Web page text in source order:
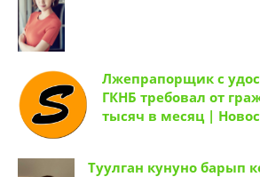
Лжепрапорщик с
ГКНБ требовал от
тысяч в месяц |
Туулган кунуно барып